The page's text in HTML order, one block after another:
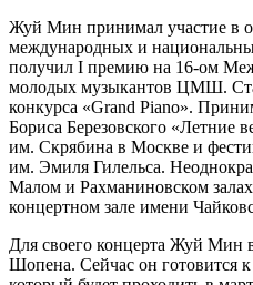
Жуй Мин принимал участие в
международных и
получил I премию на 16-ом
молодых музыкантов ЦМШ.
конкурса «Grand Piano».
Бориса Березовского «Летние
им. Скрябина в Москве и
им. Эмиля Гилельса.
Малом и Рахманиновском
концертном зале имени
Для своего концерта Жуй Мин
Шопена. Сейчас он готовится